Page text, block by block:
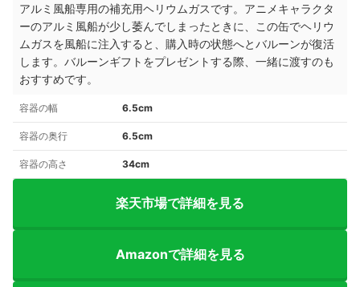
アルミ風船専用の補充用ヘリウムガスです。アニメキャラクタ
ーのアルミ風船が少し萎んでしまったときに、この缶でヘリウ
ムガスを風船に注入すると、購入時の状態へとバルーンが復活
します。バルーンギフトをプレゼントする際、一緒に渡すのも
おすすめです。
容器の幅 6.5cm
容器の奥行 6.5cm
容器の高さ 34cm
楽天市場で詳細を見る
Amazonで詳細を見る